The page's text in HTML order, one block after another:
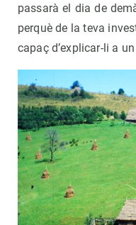
passarà el dia de
perquè de la teva
capaç d’explicar-li a